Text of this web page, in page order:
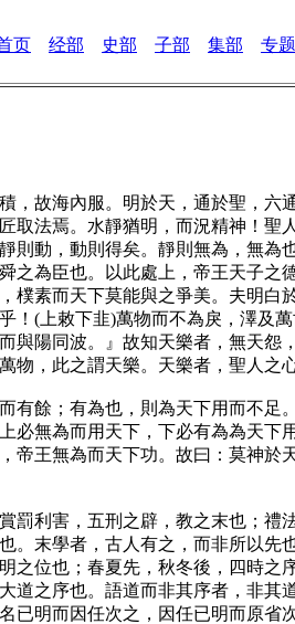
页 经部 史部 子部 集部 专题
故海內服。明於天，通於聖，六
法焉。水靜猶明，而況精神！
動，動則得矣。靜則無為，無
為臣也。以此處上，帝王天子
素而天下莫能與之爭美。夫明
(上敕下韭)萬物而不為戾，澤及
陽同波。』故知天樂者，無天
，此之謂天樂。天樂者，聖人之
餘；有為也，則為天下用而不足
必無為而用天下，下必有為為天
王無為而天下功。故曰：莫神
利害，五刑之辟，教之末也；禮
末學者，古人有之，而非所以
位也；春夏先，秋冬後，四時
之序也。語道而非其序者，非
明而因任次之，因任已明而原